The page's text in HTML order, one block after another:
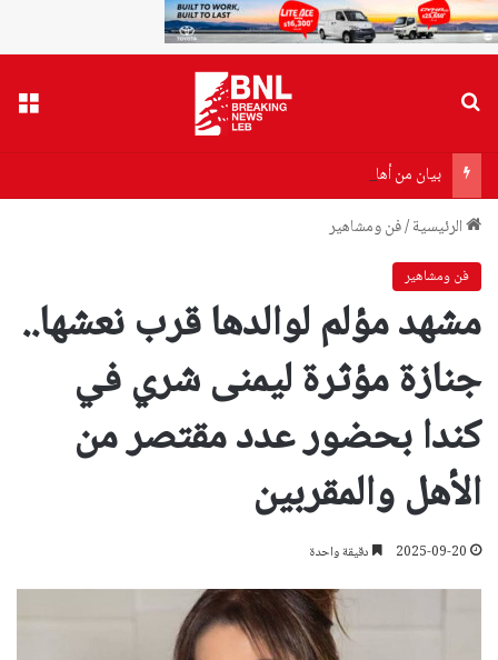
بيان من أهالي ضحايا مرفأ بيروت إلى وزير الصحة…هذا ما جاء فيه!
الرئيسية/فن ومشاهير
فن ومشاهير
مشهد مؤلم لوالدها قرب نعشها..
جنازة مؤثرة ليمنى شري في
كندا بحضور عدد مقتصر من
الأهل والمقربين
2025-09-20 دقيقة واحدة